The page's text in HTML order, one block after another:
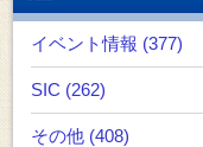
イベント情報 (377)
SIC (262)
その他 (408)